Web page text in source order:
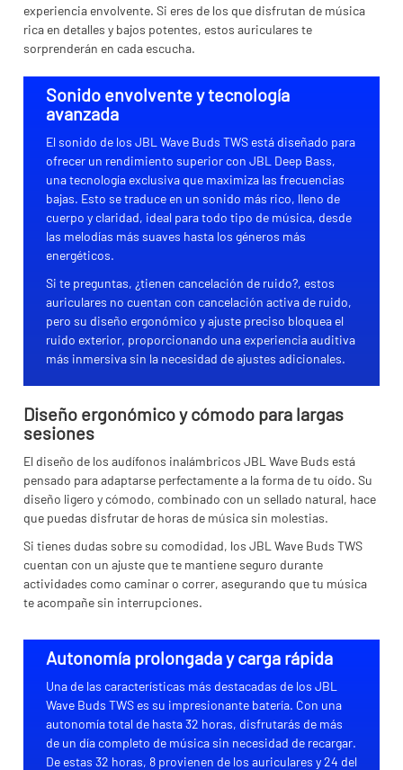
experiencia envolvente. Si eres de los que disfrutan de música
rica en detalles y bajos potentes, estos auriculares te
sorprenderán en cada escucha.
Sonido envolvente y tecnología
avanzada
El sonido de los JBL Wave Buds TWS está diseñado para
ofrecer un rendimiento superior con JBL Deep Bass,
una tecnología exclusiva que maximiza las frecuencias
bajas. Esto se traduce en un sonido más rico, lleno de
cuerpo y claridad, ideal para todo tipo de música, desde
las melodías más suaves hasta los géneros más
energéticos.
Si te preguntas, ¿tienen cancelación de ruido?, estos
auriculares no cuentan con cancelación activa de ruido,
pero su diseño ergonómico y ajuste preciso bloquea el
ruido exterior, proporcionando una experiencia auditiva
más inmersiva sin la necesidad de ajustes adicionales.
Diseño ergonómico y cómodo para largas
sesiones
El diseño de los audífonos inalámbricos JBL Wave Buds está
pensado para adaptarse perfectamente a la forma de tu oído. Su
diseño ligero y cómodo, combinado con un sellado natural, hace
que puedas disfrutar de horas de música sin molestias.
Si tienes dudas sobre su comodidad, los JBL Wave Buds TWS
cuentan con un ajuste que te mantiene seguro durante
actividades como caminar o correr, asegurando que tu música
te acompañe sin interrupciones.
Autonomía prolongada y carga rápida
Una de las características más destacadas de los JBL
Wave Buds TWS es su impresionante batería. Con una
autonomía total de hasta 32 horas, disfrutarás de más
de un día completo de música sin necesidad de recargar.
De estas 32 horas, 8 provienen de los auriculares y 24 del